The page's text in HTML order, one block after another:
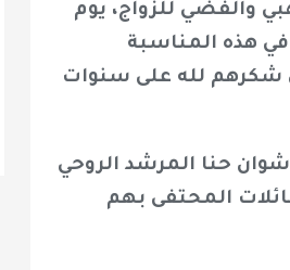
والفضي للزواج، يوم
شارك في هذه المناسبة
شكرهم لله على سنوات
حنا المرشد الروحي
المحتفى بهم